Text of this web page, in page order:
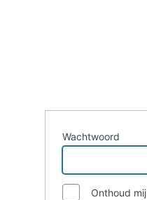
Wachtwoord
Onthoud mij